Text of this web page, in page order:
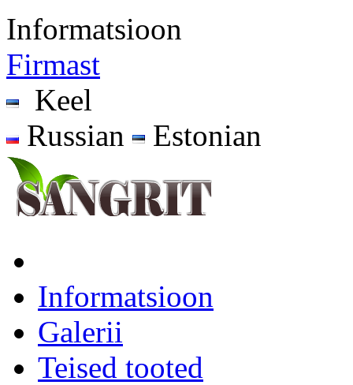
Informatsioon
Firmast
Keel
Russian
Estonian
Informatsioon
Galerii
Teised tooted